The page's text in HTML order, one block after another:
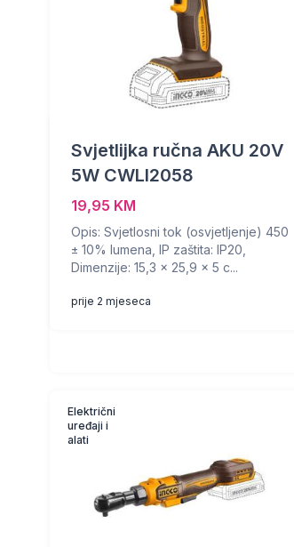
Svjetlijka ručna AKU 20V
5W CWLI2058
19,95 KM
Opis: Svjetlosni tok (osvjetljenje) 450
± 10% lumena, IP zaštita: IP20,
Dimenzije: 15,3 x 25,9 x 5 c...
prije 2 mjeseca
Električni
uređaji i
alati